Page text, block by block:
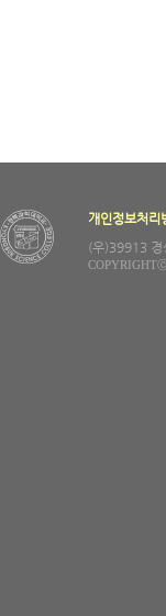
개인정보처리
(우)39913